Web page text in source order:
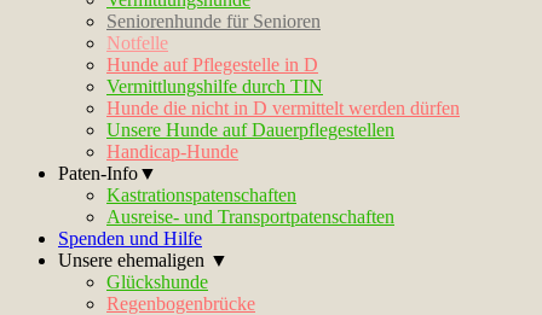
Seniorenhunde für Senioren
Notfelle
Hunde auf Pflegestelle in D
Vermittlungshilfe durch TIN
Hunde die nicht in D vermittelt werden dürfen
Unsere Hunde auf Dauerpflegestellen
Handicap-Hunde
Paten-Info▼
Kastrationspatenschaften
Ausreise- und Transportpatenschaften
Spenden und Hilfe
Unsere ehemaligen ▼
Glückshunde
Regenbogenbrücke